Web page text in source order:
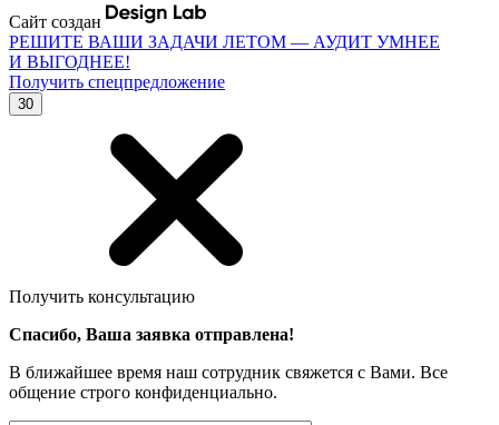
Сайт создан
РЕШИТЕ ВАШИ ЗАДАЧИ ЛЕТОМ — АУДИТ УМНЕЕ
И ВЫГОДНЕЕ!
Получить спецпредложение
30
Получить консультацию
Спасибо, Ваша заявка отправлена!
В ближайшее время наш сотрудник свяжется с Вами. Все
общение строго конфиденциально.